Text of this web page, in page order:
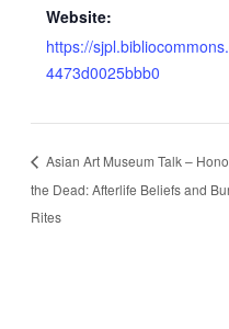
Website:
https://
4473d0025bbb0
Asian Art Museum Talk –
the Dead: Afterlife Beliefs and
Rites